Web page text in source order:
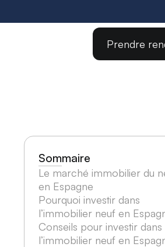
Prendre
Sommaire
Le marché immobilier du
en Espagne
Pourquoi investir dans
l’immobilier neuf en
Conseils pour investir dans
l’immobilier neuf en